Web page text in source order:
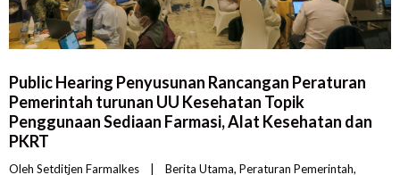
Public Hearing Penyusunan Rancangan Peraturan
Pemerintah turunan UU Kesehatan Topik
Penggunaan Sediaan Farmasi, Alat Kesehatan dan
PKRT
Oleh Setditjen Farmalkes Berita Utama, Peraturan Pemerintah